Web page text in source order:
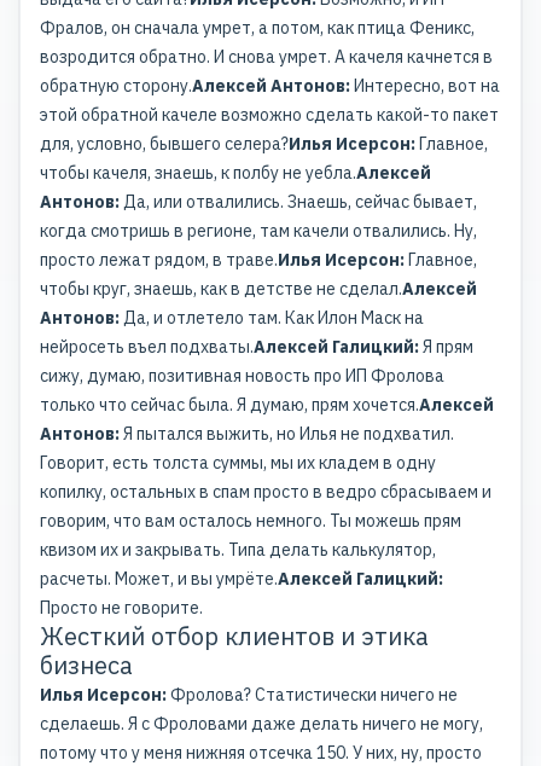
Фралов, он сначала умрет, а потом, как птица Феникс,
возродится обратно. И снова умрет. А качеля качнется в
обратную сторону.Алексей Антонов:Интересно, вот на
этой обратной качеле возможно сделать какой-то пакет
для, условно, бывшего селера?Илья Исерсон:Главное,
чтобы качеля, знаешь, к полбу не уебла.Алексей
Антонов:Да, или отвалились. Знаешь, сейчас бывает,
когда смотришь в регионе, там качели отвалились. Ну,
просто лежат рядом, в траве.Илья Исерсон:Главное,
чтобы круг, знаешь, как в детстве не сделал.Алексей
Антонов:Да, и отлетело там. Как Илон Маск на
нейросеть въел подхваты.Алексей Галицкий:Я прям
сижу, думаю, позитивная новость про ИП Фролова
только что сейчас была. Я думаю, прям хочется.Алексей
Антонов:Я пытался выжить, но Илья не подхватил.
Говорит, есть толста суммы, мы их кладем в одну
копилку, остальных в спам просто в ведро сбрасываем и
говорим, что вам осталось немного. Ты можешь прям
квизом их и закрывать. Типа делать калькулятор,
расчеты. Может, и вы умрёте.Алексей Галицкий:
Просто не говорите.
Жесткий отбор клиентов и этика
бизнеса
Илья Исерсон:Фролова? Статистически ничего не
сделаешь. Я с Фроловами даже делать ничего не могу,
потому что у меня нижняя отсечка 150. У них, ну, просто